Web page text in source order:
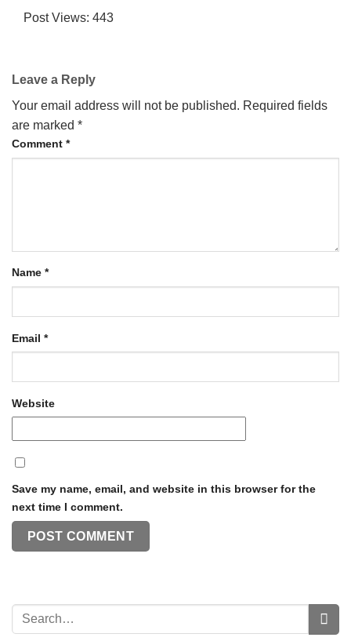
Post Views: 443
Leave a Reply
Your email address will not be published. Required fields
are marked *
Comment *
Name *
Email *
Website
Save my name, email, and website in this browser for the
next time I comment.
CONTACT US